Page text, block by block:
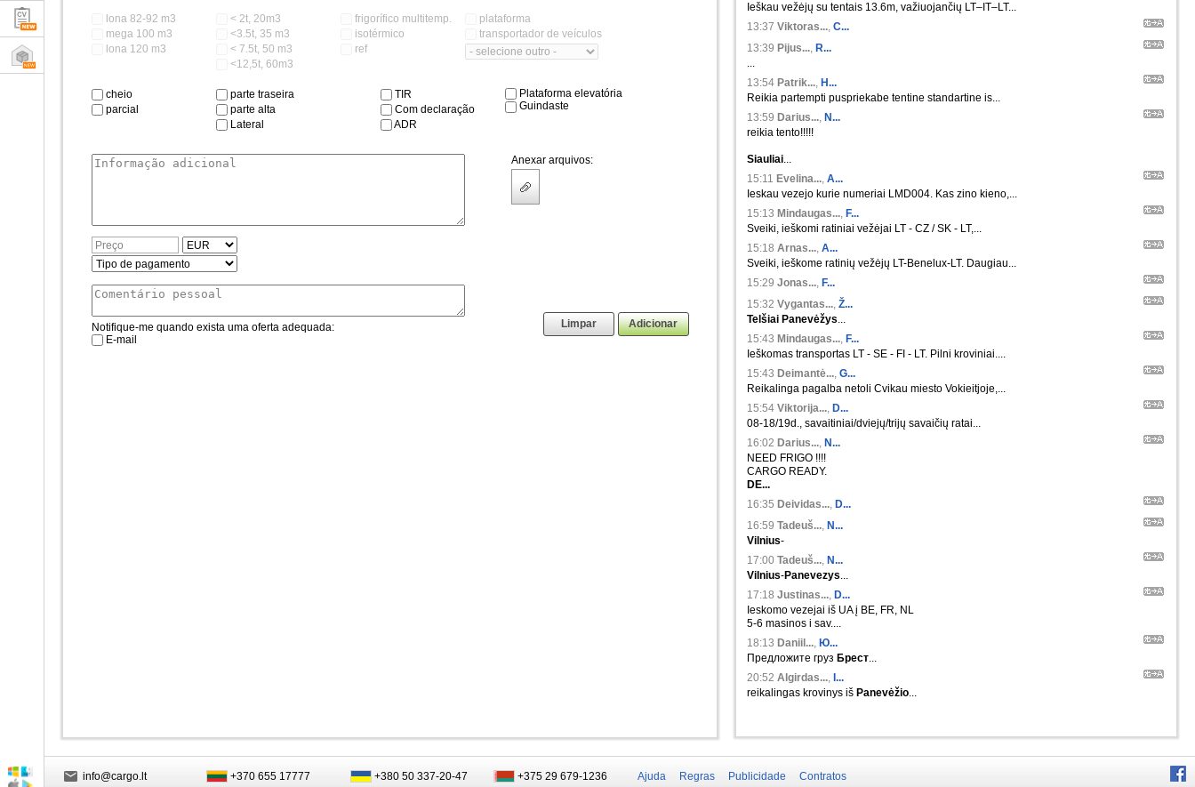
lona 82-92 m3
mega 100 m3
lona 120 m3
< 2t, 20m3
<3.5t, 35 m3
< 7.5t, 50 m3
<12,5t, 60m3
frigorífico multitemp.
isotérmico
ref
plataforma
transportador de veículos
cheio
parcial
parte traseira
parte alta
Lateral
TIR
Com declaração
ADR
Plataforma elevatória
Guindaste
Anexar arquivos:
Notifique-me quando exista uma oferta adequada:
E-mail
Ieškau vežėjų su tentais 13.6m, važiuojančių LT–IT–LT...
13:37 Viktoras..., C...
13:39 Pijus..., R...
...
13:54 Patrik..., H...
Reikia partempti puspriekabe tentine standartine is...
13:59 Darius..., N...
reikia tento!!!!!
Siauliai...
15:11 Evelina..., A...
Ieskau vezejo kurie numeriai LMD004. Kas zino kieno,...
15:13 Mindaugas..., F...
Sveiki, ieškomi ratiniai vežėjai LT - CZ / SK - LT,...
15:18 Arnas..., A...
Sveiki, ieškome ratinių vežėjų LT-Benelux-LT. Daugiau...
15:29 Jonas..., F...
15:32 Vygantas..., Ž...
Telšiai Panevėžys...
15:43 Mindaugas..., F...
Ieškomas transportas LT - SE - FI - LT. Pilni kroviniai....
15:43 Deimantė..., G...
Reikalinga pagalba netoli Cvikau miesto Vokieitjoje,...
15:54 Viktorija..., D...
08-18/19d., savaitiniai/dviejų/trijų savaičių ratai...
16:02 Darius..., N...
NEED FRIGO !!!!
CARGO READY.
DE...
16:35 Deividas..., D...
16:59 Tadeuš..., N...
Vilnius-
17:00 Tadeuš..., N...
Vilnius-Panevezys...
17:18 Justinas..., D...
Ieskomo vezejai iš UA į BE, FR, NL
5-6 masinos i sav....
18:13 Daniil..., Ю...
Предложите груз Брест...
20:52 Algirdas..., I...
reikalingas krovinys iš Panevėžio...
info@cargo.lt +370 655 17777 +380 50 337-20-47 +375 29 679-1236 Ajuda Regras Publicidade Contratos